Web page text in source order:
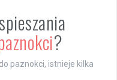
?
paznokci, istnieje kilka